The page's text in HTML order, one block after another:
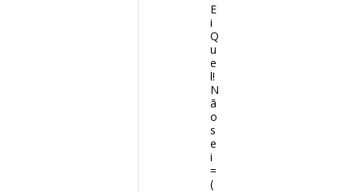
E
i
Q
u
e
l!
N
ã
o
s
e
i
=
(